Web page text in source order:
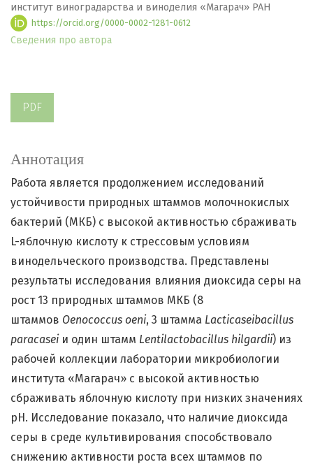
институт виноградарства и виноделия «Магарач» РАН
https://orcid.org/0000-0002-1281-0612
Сведения про автора
PDF
Аннотация
Работа является продолжением исследований
устойчивости природных штаммов молочнокислых
бактерий (МКБ) с высокой активностью сбраживать
L-яблочную кислоту к стрессовым условиям
винодельческого производства. Представлены
результаты исследования влияния диоксида серы на
рост 13 природных штаммов МКБ (8
штаммов Oenococcus oeni, 3 штамма Lacticaseibacillus
paracasei и один штамм Lentilactobacillus hilgardii) из
рабочей коллекции лаборатории микробиологии
института «Магарач» с высокой активностью
сбраживать яблочную кислоту при низких значениях
рН. Исследование показало, что наличие диоксида
серы в среде культивирования способствовало
снижению активности роста всех штаммов по